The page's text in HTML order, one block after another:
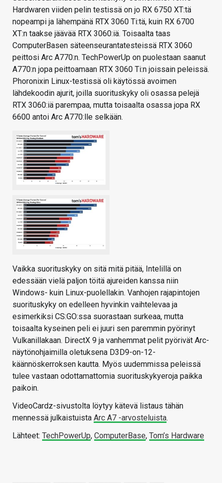
Hardwaren viiden pelin testissä on jo RX 6750 XT:tä
nopeampi ja lähempänä RTX 3060 Ti:tä, kuin RX 6700
XT:n taakse jäävää RTX 3060:iä. Toisaalta taas
ComputerBasen säteenseurantatesteissä RTX 3060
peittosi Arc A770:n. TechPowerUp on puolestaan saanut
A770:n jopa peittoamaan RTX 3060 Ti:n joissain peleissä.
Phoronixin Linux-testissä oli käytössä avoimen
lähdekoodin ajurit, joilla suorituskyky oli osassa pelejä
RTX 3060:iä parempaa, mutta toisaalta osassa jopa RX
6600 antoi Arc A770:lle selkään.
Vaikka suorituskyky on sitä mitä pitää, Intelillä on
edessään vielä paljon töitä ajureiden kanssa niin
Windows- kuin Linux-puolellakin. Vanhojen rajapintojen
suorituskyky on edelleen hyvinkin vaihtelevaa ja
esimerkiksi CS:GO:ssa suorastaan surkeaa, mutta
toisaalta kyseinen peli ei juuri sen paremmin pyörinyt
Vulkanillakaan. DirectX 9 ja vanhemmat pelit pyörivät Arc-
näytönohjaimilla oletuksena D3D9-on-12-
käännöskerroksen kautta. Myös uudemmissa peleissä
tulee vastaan odottamattomia suorituskykyeroja paikka
paikoin.
VideoCardz-sivustolta löytyy kätevä listaus tähän
mennessä julkaistuista Arc A7 -arvosteluista.
Lähteet: TechPowerUp, ComputerBase, Tom’s Hardware